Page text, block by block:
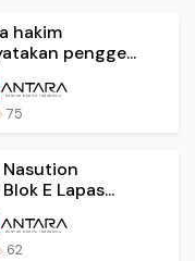
hakim
pengge...
75
Nasution
E Lapas...
62